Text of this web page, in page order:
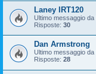
Laney IRT120
Ultimo messaggio da
Risposte: 30
Dan Armstrong
Ultimo messaggio da
Risposte: 28